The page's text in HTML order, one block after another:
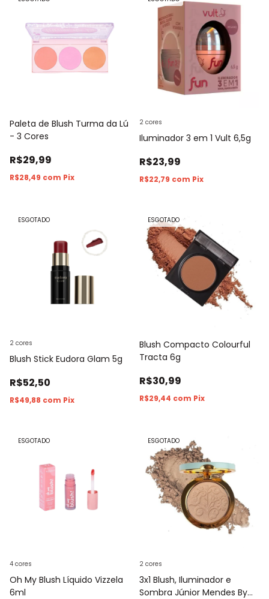
Paleta de Blush Turma da Lú
- 3 Cores
R$29,99
R$28,49 com Pix
Iluminador 3 em 1 Vult 6,5g
R$23,99
R$22,79 com Pix
2 cores
ESGOTADO
Blush Stick Eudora Glam 5g
R$52,50
R$49,88 com Pix
2 cores
ESGOTADO
Blush Compacto Colourful
Tracta 6g
R$30,99
R$29,44 com Pix
ESGOTADO
Oh My Blush Líquido Vizzela
6ml
4 cores
ESGOTADO
3x1 Blush, Iluminador e
Sombra Júnior Mendes By
2 cores